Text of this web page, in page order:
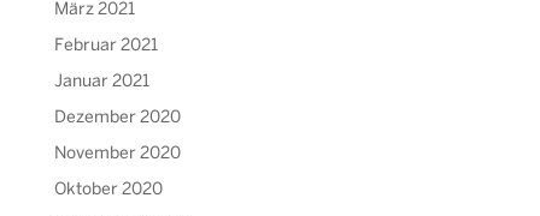
März 2021
Februar 2021
Januar 2021
Dezember 2020
November 2020
Oktober 2020